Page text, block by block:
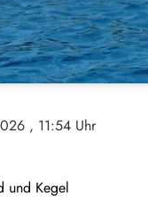
, 11:54 Uhr
und Kegel